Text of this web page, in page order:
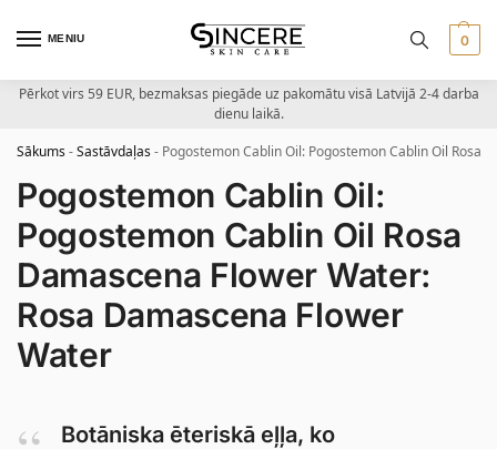
MENIU 0
Pērkot virs 59 EUR, bezmaksas piegāde uz pakomātu visā Latvijā 2-4 darba
dienu laikā.
Sākums-Sastāvdaļas- Pogostemon Cablin Oil: Pogostemon Cablin Oil Rosa
Pogostemon Cablin Oil:
Pogostemon Cablin Oil Rosa
Damascena Flower Water:
Rosa Damascena Flower
Water
Botāniska ēteriskā eļļa, ko